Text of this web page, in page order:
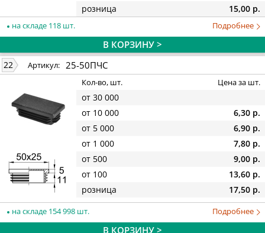
розница
15,00 р.
на складе 118 шт. Подробнее
В КОРЗИНУ >
22 Артикул: 25-50ПЧС
Кол-во, шт. Цена за шт.
от 30 000
от 10 000
6,30 р.
от 5 000
6,90 р.
от 1 000
7,80 р.
от 500
9,00 р.
от 100
13,60 р.
розница
17,50 р.
на складе 154 998 шт. Подробнее
В КОРЗИНУ >